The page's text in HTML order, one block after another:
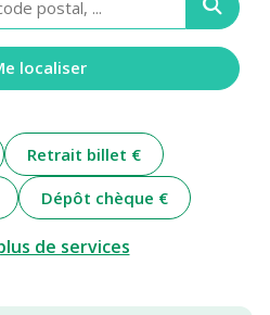
localiser
Retrait billet €
Dépôt chèque €
de services